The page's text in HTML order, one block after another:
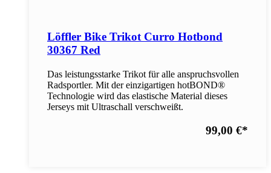
Löffler Bike Trikot Curro Hotbond
30367 Red
Das leistungsstarke Trikot für alle anspruchsvollen
Radsportler. Mit der einzigartigen hotBOND®
Technologie wird das elastische Material dieses
Jerseys mit Ultraschall verschweißt.
99,00 €*